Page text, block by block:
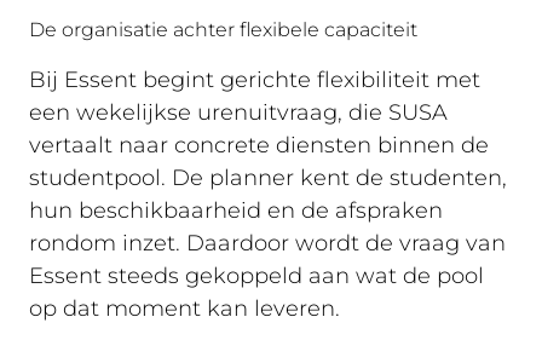
De organisatie achter flexibele capaciteit
Bij Essent begint gerichte flexibiliteit met
een wekelijkse urenuitvraag, die SUSA
vertaalt naar concrete diensten binnen de
studentpool. De planner kent de studenten,
hun beschikbaarheid en de afspraken
rondom inzet. Daardoor wordt de vraag van
Essent steeds gekoppeld aan wat de pool
op dat moment kan leveren.